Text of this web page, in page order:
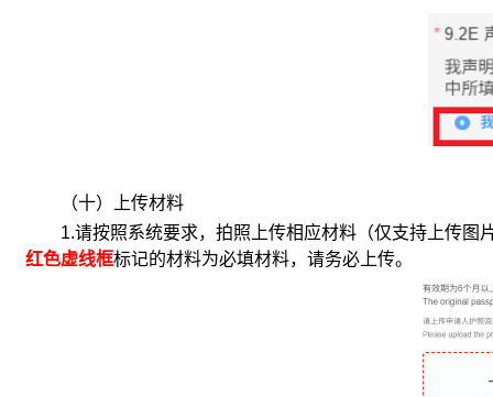
（十）上传材料
1.请按照系统要求，拍照上传相应材料（仅支持上传图
红色虚线框标记的材料为必填材料，请务必上传。